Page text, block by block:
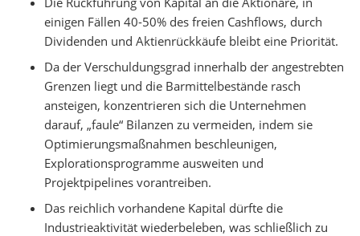
einigen Fällen 40-50% des freien Cashflows, durch
Dividenden und Aktienrückkäufe bleibt eine Priorität.
Da der Verschuldungsgrad innerhalb der angestrebten
Grenzen liegt und die Barmittelbestände rasch
ansteigen, konzentrieren sich die Unternehmen
darauf, „faule“ Bilanzen zu vermeiden, indem sie
Optimierungsmaßnahmen beschleunigen,
Explorationsprogramme ausweiten und
Projektpipelines vorantreiben.
Das reichlich vorhandene Kapital dürfte die
Industrieaktivität wiederbeleben, was schließlich zu